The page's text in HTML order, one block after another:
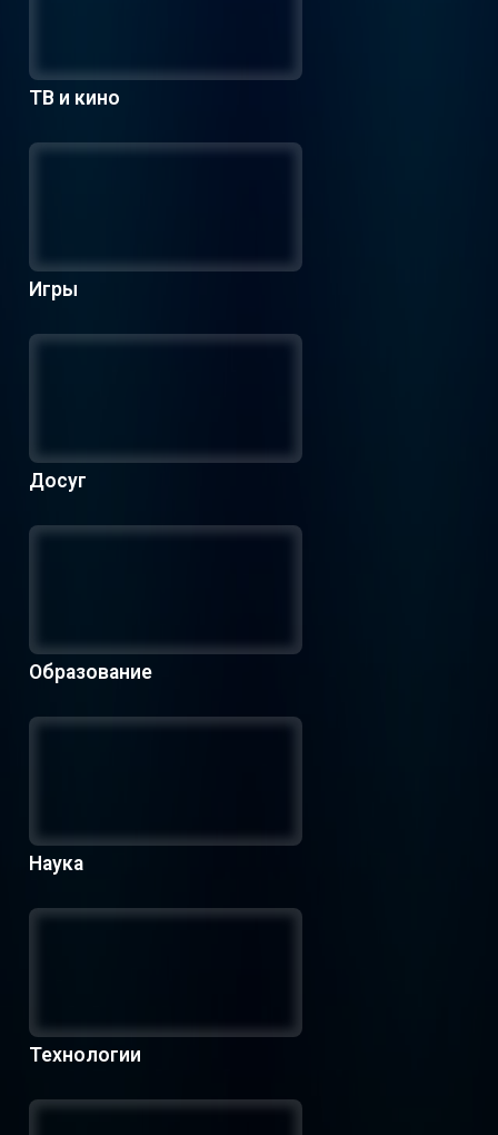
ТВ и кино
Игры
Досуг
Образование
Наука
Технологии